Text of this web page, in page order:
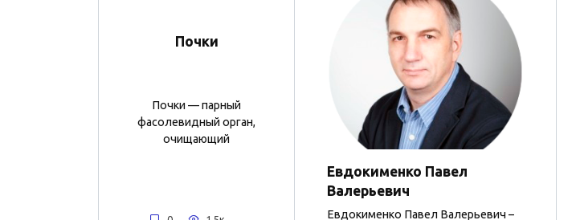
Почки
Почки — парный
фасолевидный орган,
очищающий
Евдокименко Павел
Валерьевич
Евдокименко Павел Валерьевич –